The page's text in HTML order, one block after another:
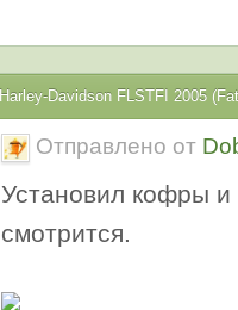
Harley-Davidson FLSTFI 2005
Отправлено от
Установил кофры и
смотрится.